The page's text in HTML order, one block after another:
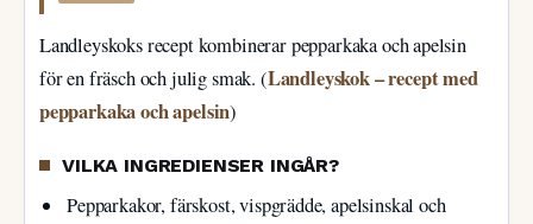
Landleyskoks recept kombinerar pepparkaka och apelsin
för en fräsch och julig smak. (Landleyskok – recept med
pepparkaka och apelsin)
VILKA INGREDIENSER INGÅR?
Pepparkakor, färskost, vispgrädde, apelsinskal och